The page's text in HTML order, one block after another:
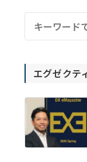
エグゼクテ